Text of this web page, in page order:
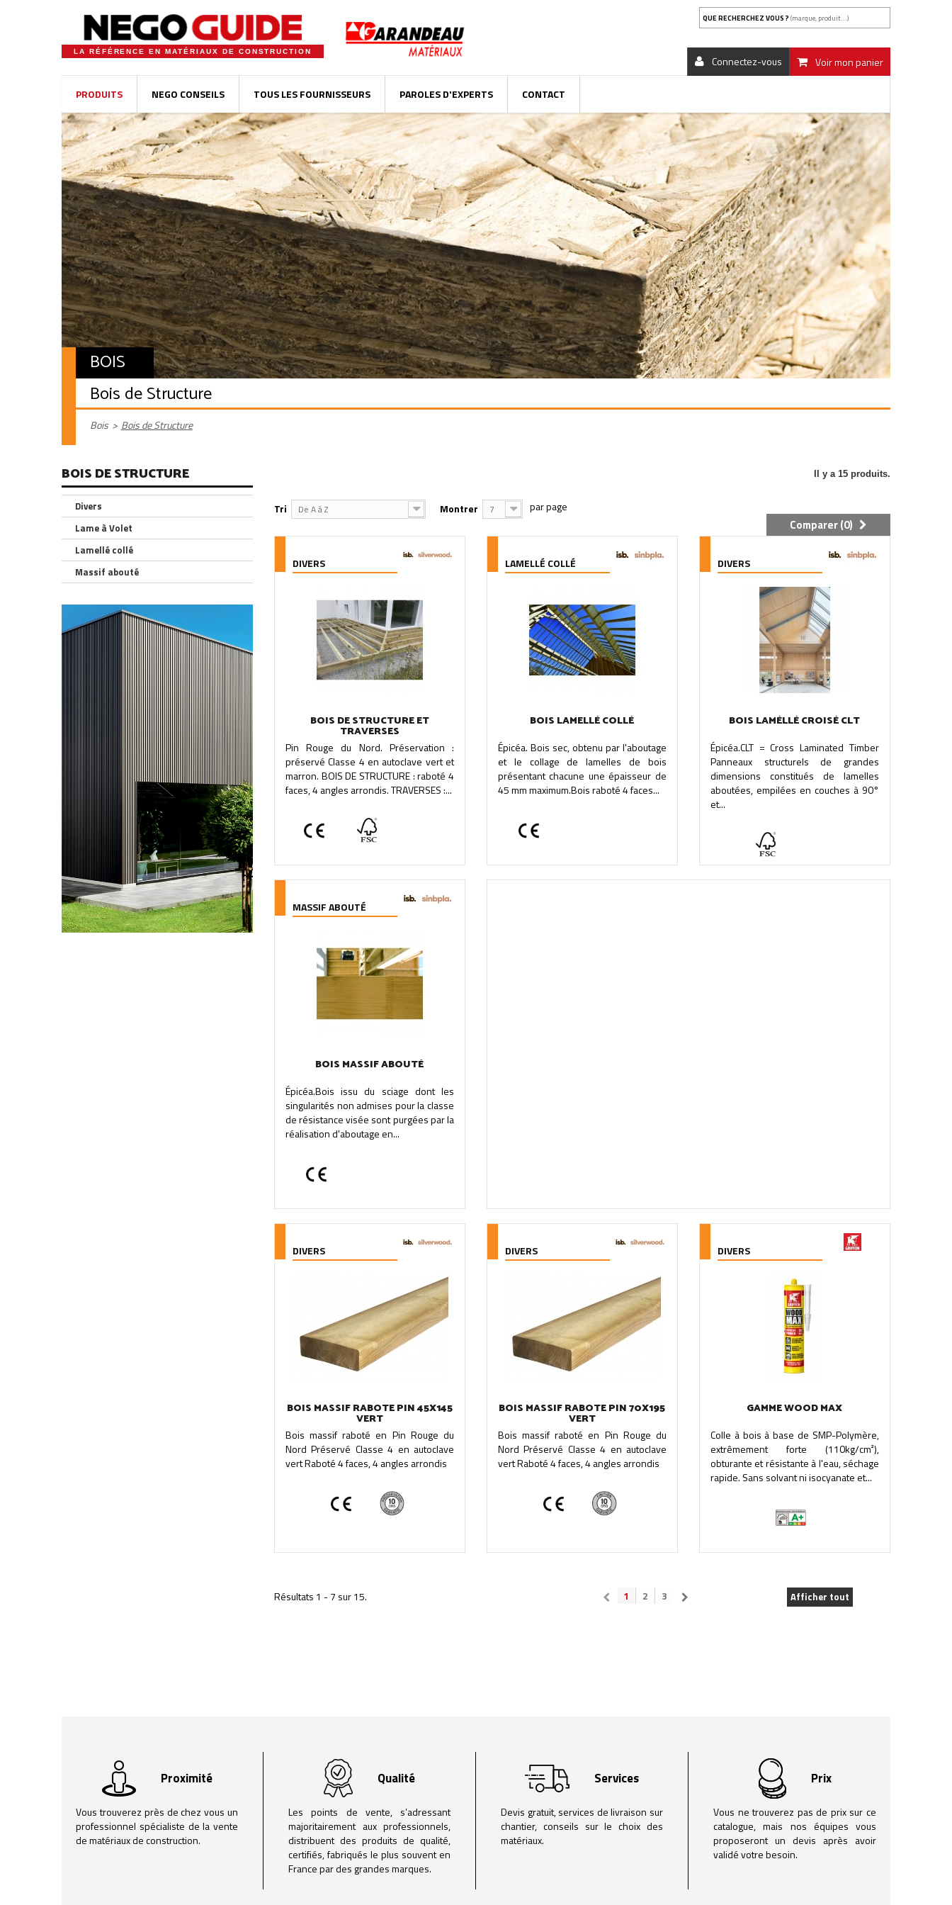
LA RÉFÉRENCE EN MATÉRIAUX DE CONSTRUCTION
QUE RECHERCHEZ VOUS ? (marque, produit...)
Voir mon panier
Connectez-vous
PRODUITS NEGO CONSEILS TOUS LES FOURNISSEURS PAROLES D'EXPERTS CONTACT
BOIS
Bois de Structure
Bois > Bois de Structure
BOIS DE STRUCTURE
Divers
Lame à Volet
Lamellé collé
Massif abouté
Il y a 15 produits.
Tri De A à Z Montrer 7
Comparer (0)
DIVERS
BOIS DE STRUCTURE ET
TRAVERSES
Pin Rouge du Nord. Préservation :
préservé Classe 4 en autoclave vert et
marron. BOIS DE STRUCTURE : raboté 4
faces, 4 angles arrondis. TRAVERSES :...
LAMELLÉ COLLÉ
BOIS LAMELLÉ COLLÉ
Épicéa. Bois sec, obtenu par l'aboutage
et le collage de lamelles de bois
présentant chacune une épaisseur de
45 mm maximum.Bois raboté 4 faces...
DIVERS
BOIS LAMÉLLÉ CROISÉ CLT
Épicéa.CLT = Cross Laminated Timber
Panneaux structurels de grandes
dimensions constitués de lamelles
aboutées, empilées en couches à 90°
et...
MASSIF ABOUTÉ
BOIS MASSIF ABOUTÉ
Épicéa.Bois issu du sciage dont les
singularités non admises pour la classe
de résistance visée sont purgées par la
réalisation d'aboutage en...
DIVERS
BOIS MASSIF RABOTE PIN 45X145
VERT
Bois massif raboté en Pin Rouge du
Nord Préservé Classe 4 en autoclave
vert Raboté 4 faces, 4 angles arrondis
DIVERS
BOIS MASSIF RABOTE PIN 70X195
VERT
Bois massif raboté en Pin Rouge du
Nord Préservé Classe 4 en autoclave
vert Raboté 4 faces, 4 angles arrondis
DIVERS
GAMME WOOD MAX
Colle à bois à base de SMP-Polymère,
extrêmement forte (110kg/cm²),
obturante et résistante à l'eau, séchage
rapide. Sans solvant ni isocyanate et...
Afficher tout
1 2 3
Résultats 1 - 7 sur 15.
Proximité
Vous trouverez près de chez vous un
professionnel spécialiste de la vente
de matériaux de construction.
Qualité
Les points de vente, s’adressant
majoritairement aux professionnels,
distribuent des produits de qualité,
certifiés, fabriqués le plus souvent en
France par des grandes marques.
Services
Devis gratuit, services de livraison sur
chantier, conseils sur le choix des
matériaux.
Prix
Vous ne trouverez pas de prix sur ce
catalogue, mais nos équipes vous
proposeront un devis après avoir
validé votre besoin.